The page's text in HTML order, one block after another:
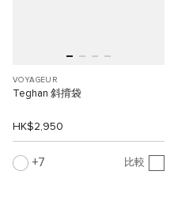
VOYAGEUR
Teghan 斜揹袋
HK$2,950
7 比較